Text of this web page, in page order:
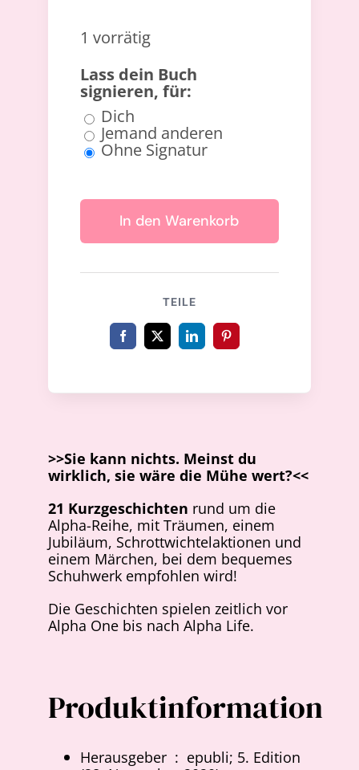
1 vorrätig
Lass dein Buch
signieren, für:
Dich
Jemand anderen
Ohne Signatur
Alpha
Stories
2
Menge
In den Warenkorb
TEILE
>>Sie kann nichts. Meinst du
wirklich, sie wäre die Mühe wert?<<
21 Kurzgeschichten rund um die
Alpha-Reihe, mit Träumen, einem
Jubiläum, Schrottwichtelaktionen und
einem Märchen, bei dem bequemes
Schuhwerk empfohlen wird!
Die Geschichten spielen zeitlich vor
Alpha One bis nach Alpha Life.
Produktinformation
Herausgeber ‏ : ‎ epubli; 5. Edition